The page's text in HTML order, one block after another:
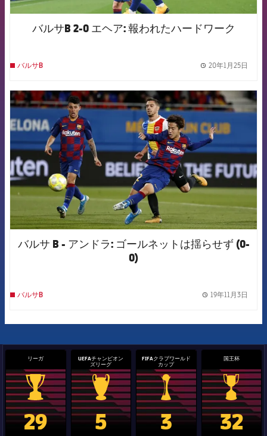
バルサB 2-0 エヘア: 報われたハードワーク
バルサB 20年1月25日
FCB Barcelona badge
バルサ B - アンドラ: ゴールネットは揺らせず (0-
0)
バルサB 19年11月3日
リーガ
La Liga trophy
29
UEFAチャンピオン
ズリーグ
Champions League trophy
5
FIFAクラブワールド
カップ
label.aria.clubworldcup
3
国王杯
国王杯
32